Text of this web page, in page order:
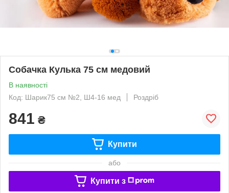
Собачка Кулька 75 см медовий
В наявності
Код: Шарик75 см №2, Ш4-16 мед
Роздріб
841 ₴
Купити
або
Купити з